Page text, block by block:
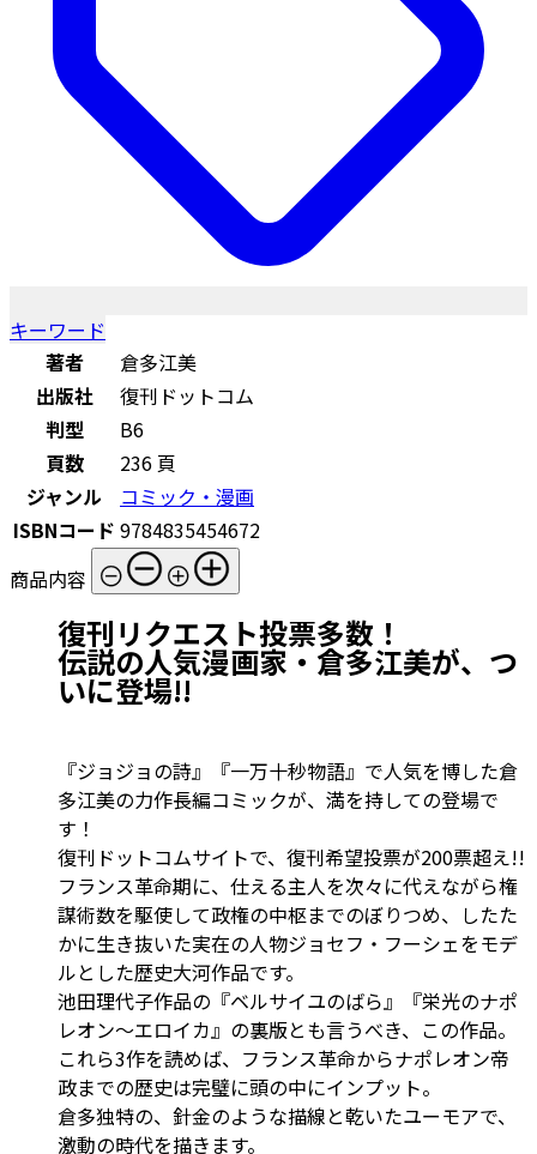
キーワード
著者
倉多江美
出版社
復刊ドットコム
判型
B6
頁数
236 頁
ジャンル
コミック・漫画
ISBNコード 9784835454672
商品内容
復刊リクエスト投票多数！
伝説の人気漫画家・倉多江美が、つ
いに登場!!
『ジョジョの詩』『一万十秒物語』で人気を博した倉
多江美の力作長編コミックが、満を持しての登場で
す！
復刊ドットコムサイトで、復刊希望投票が200票超え!!
フランス革命期に、仕える主人を次々に代えながら権
謀術数を駆使して政権の中枢までのぼりつめ、したた
かに生き抜いた実在の人物ジョセフ・フーシェをモデ
ルとした歴史大河作品です。
池田理代子作品の『ベルサイユのばら』『栄光のナポ
レオン～エロイカ』の裏版とも言うべき、この作品。
これら3作を読めば、フランス革命からナポレオン帝
政までの歴史は完璧に頭の中にインプット。
倉多独特の、針金のような描線と乾いたユーモアで、
激動の時代を描きます。